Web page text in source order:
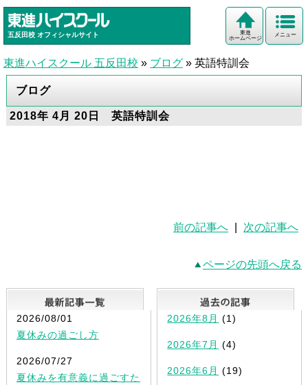
五反田校 オフィシャルサイト メニュー
東進
ホームページ
東進ハイスクール 五反田校 » ブログ » 英語特訓会
ブログ
2018年 4月 20日 英語特訓会
前の記事へ 次の記事へ
ページの先頭へ戻る
最新記事一覧
2026/08/01
夏休みの過ごし方
2026/07/27
夏休みを有意義に過ごすた
2026年8月 (1)
2026年7月 (4)
2026年6月 (19)